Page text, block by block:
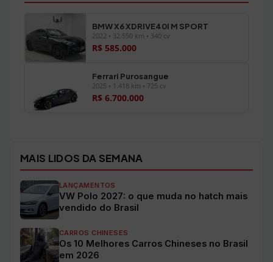
BMW X6 XDRIVE40I M SPORT
2022 • 32.550 km • 340 cv
R$ 585.000
Ferrari Purosangue
2025 • 1.418 km • 725 cv
R$ 6.700.000
MAIS LIDOS DA SEMANA
LANÇAMENTOS
VW Polo 2027: o que muda no hatch mais
vendido do Brasil
CARROS CHINESES
Os 10 Melhores Carros Chineses no Brasil
em 2026